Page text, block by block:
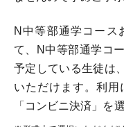
N中等部通学コース
て、N中等部通学コ
予定している生徒は
いただけます。利
「コンビニ決済」を